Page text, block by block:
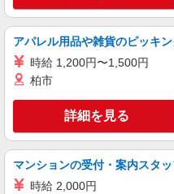
職業紹介
株式会社kotrio /●YK-S-2114661
能見台駅＊
【正社員
給：200,000
30,000円 ・
善手当：
により変動
間） ※固定
手当として
横浜市金
キープ
アパレル用品や雑貨のピッキ
時給 1,200円〜1,500円
柏市
詳細を見る
マンションの受付・案内スタッ
時給 2,000円